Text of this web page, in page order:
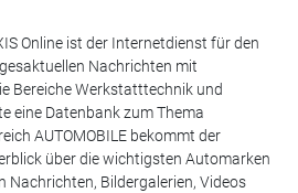
Online ist der Internetdienst für den
Nachrichten mit
Bereiche Werkstatttechnik und
eine Datenbank zum Thema
AUTOMOBILE bekommt der
über die wichtigsten Automarken
Nachrichten, Bildergalerien, Videos